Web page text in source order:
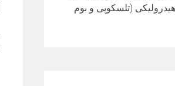
(تلسکوپی و بوم